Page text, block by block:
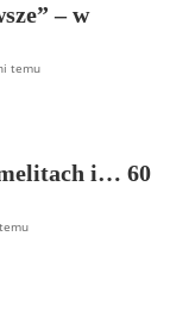
– w
temu
i… 60